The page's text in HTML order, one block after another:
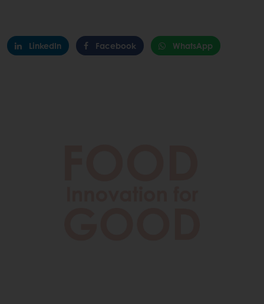
LinkedIn Facebook WhatsApp